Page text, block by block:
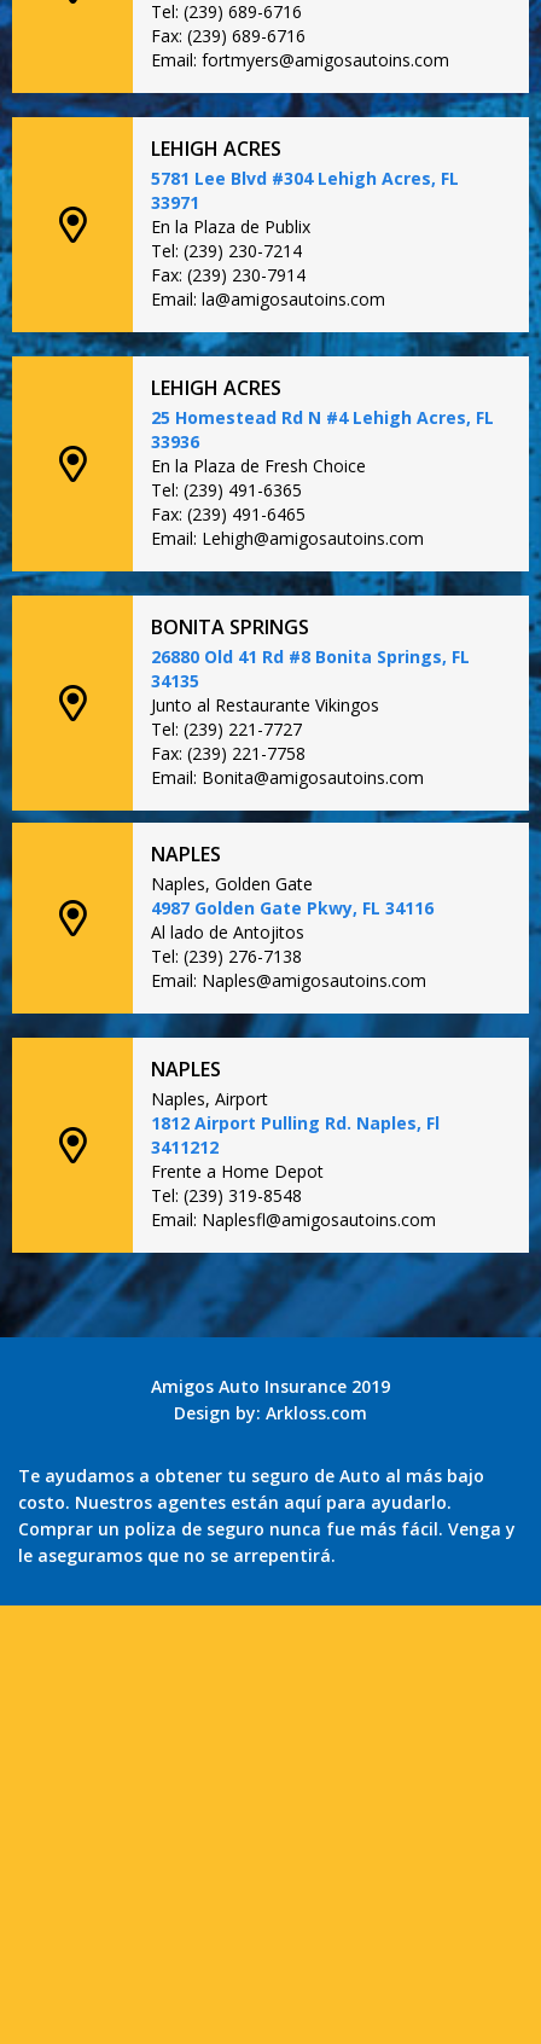
Tel: (239) 689-6716
Fax: (239) 689-6716
Email: fortmyers@amigosautoins.com
LEHIGH ACRES
5781 Lee Blvd #304 Lehigh Acres, FL
33971
En la Plaza de Publix
Tel: (239) 230-7214
Fax: (239) 230-7914
Email: la@amigosautoins.com
LEHIGH ACRES
25 Homestead Rd N #4 Lehigh Acres, FL
33936
En la Plaza de Fresh Choice
Tel: (239) 491-6365
Fax: (239) 491-6465
Email: Lehigh@amigosautoins.com
BONITA SPRINGS
26880 Old 41 Rd #8 Bonita Springs, FL
34135
Junto al Restaurante Vikingos
Tel: (239) 221-7727
Fax: (239) 221-7758
Email: Bonita@amigosautoins.com
NAPLES
Naples, Golden Gate
4987 Golden Gate Pkwy, FL 34116
Al lado de Antojitos
Tel: (239) 276-7138
Email: Naples@amigosautoins.com
NAPLES
Naples, Airport
1812 Airport Pulling Rd. Naples, Fl
3411212
Frente a Home Depot
Tel: (239) 319-8548
Email: Naplesfl@amigosautoins.com
Amigos Auto Insurance 2019
Design by: Arkloss.com
Te ayudamos a obtener tu seguro de Auto al más bajo
costo. Nuestros agentes están aquí para ayudarlo.
Comprar un poliza de seguro nunca fue más fácil. Venga y
le aseguramos que no se arrepentirá.